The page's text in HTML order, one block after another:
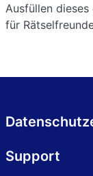
Ausfüllen
für
Support